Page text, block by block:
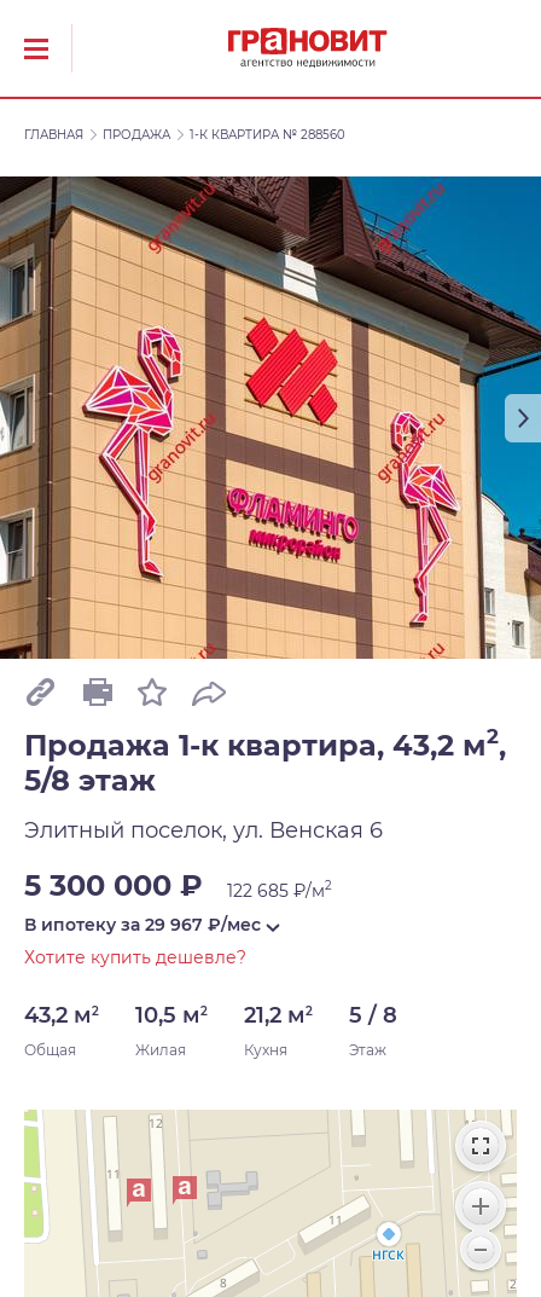
ГЛАВНАЯ ПРОДАЖА 1-К КВАРТИРА № 288560
Продажа 1-к квартира, 43,2 м2,
5/8 этаж
Элитный поселок, ул. Венская 6
5 300 000 ₽ 122 685 ₽/м2
В ипотеку за 29 967 ₽/мес
Хотите купить дешевле?
43,2 м2
Общая
10,5 м2
Жилая
21,2 м2
Кухня
5 / 8
Этаж